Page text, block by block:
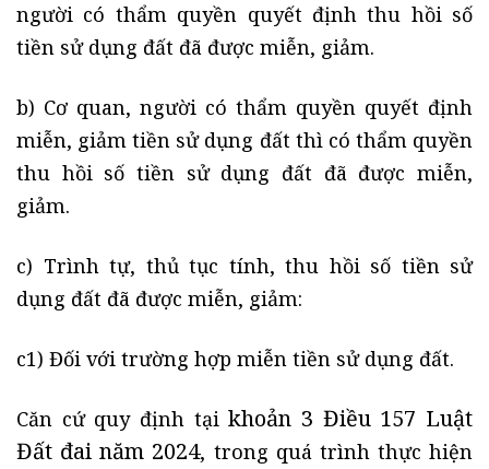
người có thẩm quyền quyết định thu hồi số
tiền sử dụng đất đã được miễn, giảm.
b) Cơ quan, người có thẩm quyền quyết định
miễn, giảm tiền sử dụng đất thì có thẩm quyền
thu hồi số tiền sử dụng đất đã được miễn,
giảm.
c) Trình tự, thủ tục tính, thu hồi số tiền sử
dụng đất đã được miễn, giảm:
c1) Đối với trường hợp miễn tiền sử dụng đất.
Căn cứ quy định tạikhoản 3 Điều 157 Luật
Đất đai năm 2024, trong quá trình thực hiện